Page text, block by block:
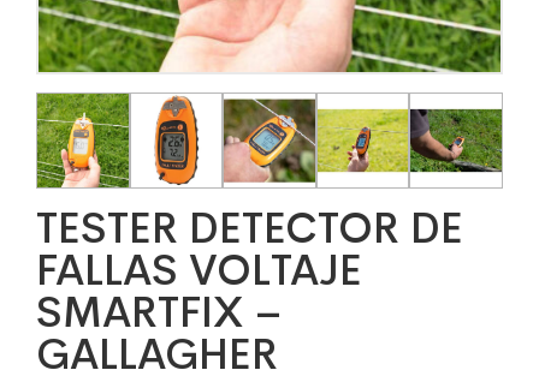
TESTER DETECTOR DE
FALLAS VOLTAJE
SMARTFIX –
GALLAGHER